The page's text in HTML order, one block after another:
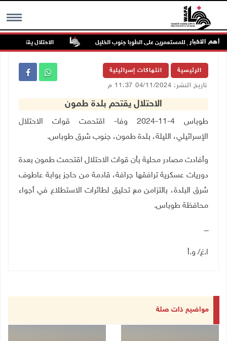
MENU أهم الاخبار
في هجوم للمستعمرين على الطوبا جنوب الخليل الاحتلال يقتحم عورتا
الرئيسية انتهاكات إسرائيلية
تاريخ النشر: 04/11/2024 11:37 م
الاحتلال يقتحم بلدة طمون
طوباس 4-11-2024 وفا- اقتحمت قوات الاحتلال
الإسرائيلي، الليلة، بلدة طمون، جنوب شرق طوباس.
وأفادت مصادر محلية بأن قوات الاحتلال اقتحمت طمون بعدة
دوريات عسكرية ترافقها جرافة، قادمة من حاجز بوابة عاطوف
شرق البلدة، بالتزامن مع تحليق لطائرات الاستطلاع في أجواء
محافظة طوباس.
ــــ
ا.غ/ و.أ
مواضيع ذات صلة